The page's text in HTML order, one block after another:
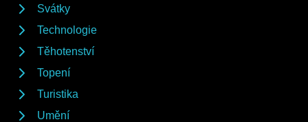
Svátky
Technologie
Těhotenství
Topení
Turistika
Umění